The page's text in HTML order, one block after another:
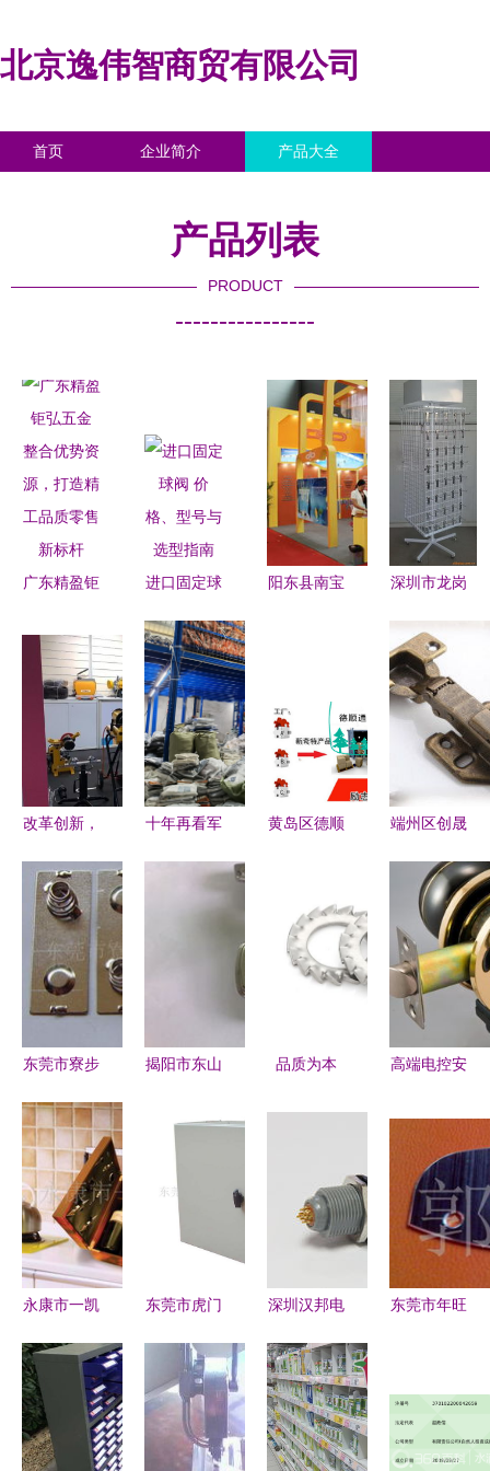
北京逸伟智商贸有限公司
首页 企业简介 产品大全
产品列表
PRODUCT
----------------
广东精盈钜
合优势资
源，打造精
工品质零售
新标杆
进口固定球
型号与选型
指南
阳东县南宝
售的品质之
选
深圳市龙岗
金厂 优质
展示柜与五
金零售专家
改革创新，
具的前进之
旅
十年再看军
行者火种终
黄岛区德顺
绒豹纹口
罩，守护秋
冬时尚新典
端州区创晟
专注五金产
品零售，
服...
东莞市寮步
品厂 玩具
五金配件全
品类零售，
打造趣味与
质感的可靠
之选
揭阳市东山
五金厂门窗
表与零售指
南
品质为本
品质体验与
精细零售
高端电控安
威固球锁
3218系列
与定制化五
金解决方案
永康市一凯
品酒类包装
与五金产品
零售导览
东莞市虎门
制品厂 匠
心五金，点
亮品质生活
深圳汉邦电
业五金塑胶
件与模具制
造的高品质
东莞市年旺
部件加工与
五金产品零